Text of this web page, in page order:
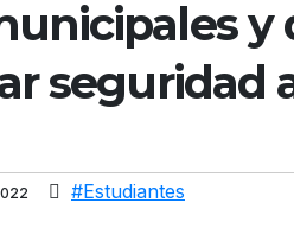
y
seguridad
#Estudiantes